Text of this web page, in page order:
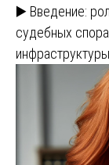
▶️ Введение:
судебных